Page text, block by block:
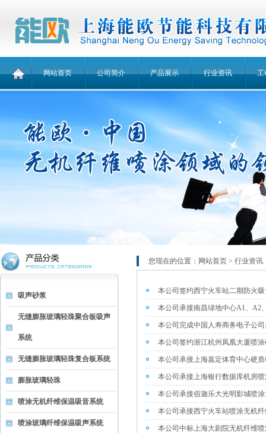
网站首页 公司简介 产品展示 行业资讯 工
吸声砂浆
无缝膨胀玻璃轻珠聚合板吸声
系统
无缝膨胀玻璃轻珠复合板系统
膨胀玻璃轻珠
喷涂无机纤维保温吸音系统
喷涂玻璃纤维保温吸声系统
您现在的位置： 网站首页 > 行业资讯
本公司签约西宁火车站二期防火
本公司承接南昌绿地中心A1、A2
本公司完成中国人寿商务电子公
本公司签约浙江杭州凤凰大厦喷
本公司承接上海嘉定体育中心硬
本公司承接上海银行数据库机房
本公司承接佰迦乐大光明影城喷
本公司承接西宁火车站喷涂无机
本公司中标上海大剧院无机纤维